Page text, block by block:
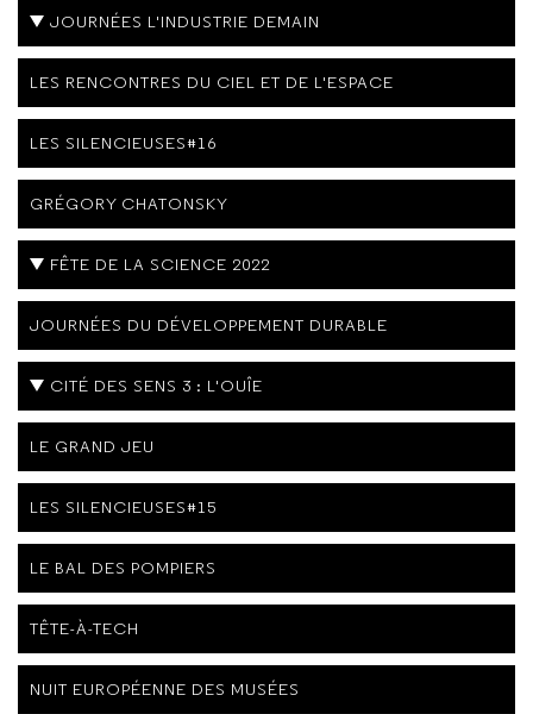
JOURNÉES L'INDUSTRIE DEMAIN
LES RENCONTRES DU CIEL ET DE L'ESPACE
LES SILENCIEUSES#16
GRÉGORY CHATONSKY
FÊTE DE LA SCIENCE 2022
JOURNÉES DU DÉVELOPPEMENT DURABLE
CITÉ DES SENS 3 : L'OUÎE
LE GRAND JEU
LES SILENCIEUSES#15
LE BAL DES POMPIERS
TÊTE-À-TECH
NUIT EUROPÉENNE DES MUSÉES